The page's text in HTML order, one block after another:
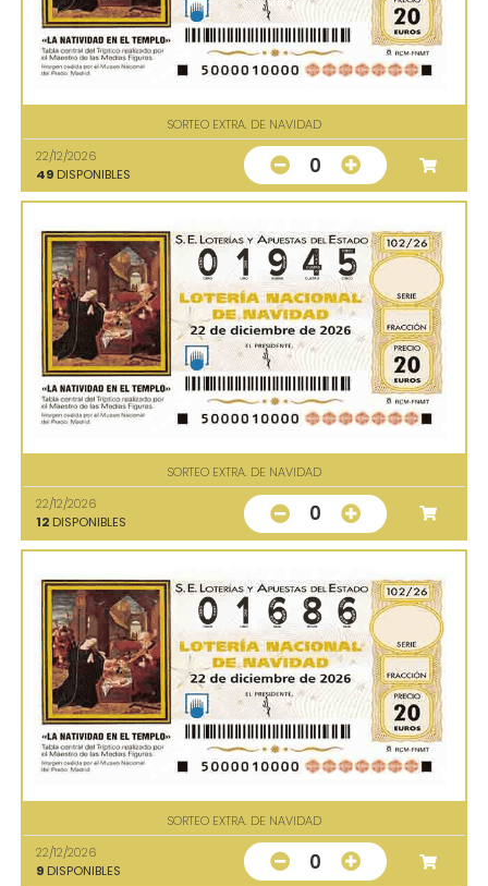
SORTEO EXTRA. DE NAVIDAD
22/12/2026
49 DISPONIBLES 0
SORTEO EXTRA. DE NAVIDAD
22/12/2026
12 DISPONIBLES 0
SORTEO EXTRA. DE NAVIDAD
22/12/2026
9 DISPONIBLES 0